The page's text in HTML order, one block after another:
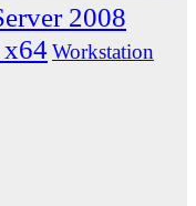
2008
Workstation